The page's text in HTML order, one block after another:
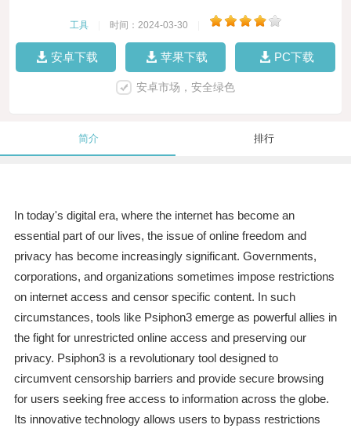
工具 时间：2024-03-30
安卓下载 苹果下载 PC下载
安卓市场，安全绿色
简介 排行
In today's digital era, where the internet has become an
essential part of our lives, the issue of online freedom and
privacy has become increasingly significant. Governments,
corporations, and organizations sometimes impose restrictions
on internet access and censor specific content. In such
circumstances, tools like Psiphon3 emerge as powerful allies in
the fight for unrestricted online access and preserving our
privacy. Psiphon3 is a revolutionary tool designed to
circumvent censorship barriers and provide secure browsing
for users seeking free access to information across the globe.
Its innovative technology allows users to bypass restrictions